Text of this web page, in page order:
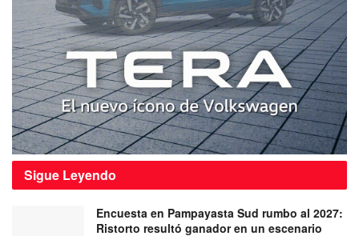
Sigue Leyendo
Encuesta en Pampayasta Sud rumbo al 2027:
Ristorto resultó ganador en un escenario